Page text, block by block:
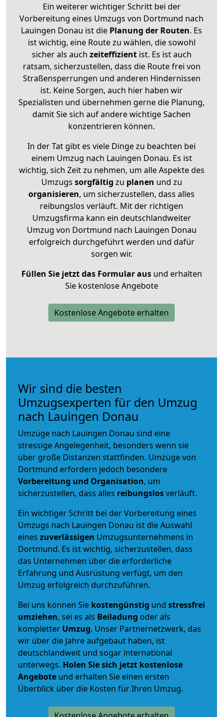
Ein weiterer wichtiger Schritt bei der
Vorbereitung eines Umzugs von Dortmund nach
Lauingen Donau ist die Planung der Routen. Es
ist wichtig, eine Route zu wählen, die sowohl
sicher als auch zeiteffizientist. Es ist auch
ratsam, sicherzustellen, dass die Route frei von
Straßensperrungen und anderen Hindernissen
ist. Keine Sorgen, auch hier haben wir
Spezialisten und übernehmen gerne die Planung,
damit Sie sich auf andere wichtige Sachen
konzentrieren können.
In der Tat gibt es viele Dinge zu beachten bei
einem Umzug nach Lauingen Donau. Es ist
wichtig, sich Zeit zu nehmen, um alle Aspekte des
Umzugs sorgfältig zu planen und zu
organisieren, um sicherzustellen, dass alles
reibungslos verläuft. Mit der richtigen
Umzugsfirma kann ein deutschlandweiter
Umzug von Dortmund nach Lauingen Donau
erfolgreich durchgeführt werden und dafür
sorgen wir.
Füllen Sie jetzt das Formular ausund erhalten
Sie kostenlose Angebote
Kostenlose Angebote erhalten
Wir sind die besten
Umzugsexperten für den Umzug
nach Lauingen Donau
Umzüge nach Lauingen Donau sind eine
stressige Angelegenheit, besonders wenn sie
über große Distanzen stattfinden. Umzüge von
Dortmund erfordern jedoch besondere
Vorbereitung und Organisation, um
sicherzustellen, dass alles reibungslosverläuft.
Ein wichtiger Schritt bei der Vorbereitung eines
Umzugs nach Lauingen Donau ist die Auswahl
eines zuverlässigen Umzugsunternehmens in
Dortmund. Es ist wichtig, sicherzustellen, dass
das Unternehmen über die erforderliche
Erfahrung und Ausrüstung verfügt, um den
Umzug erfolgreich durchzuführen.
Bei uns können Sie kostengünstig und stressfrei
umziehen, sei es als Beiladung oder als
kompletter Umzug. Unser Partnernetzwerk, das
wir über die Jahre aufgebaut haben, ist
deutschlandweit und sogar international
unterwegs. Holen Sie sich jetzt kostenlose
Angebote und erhalten Sie einen ersten
Überblick über die Kosten für Ihren Umzug.